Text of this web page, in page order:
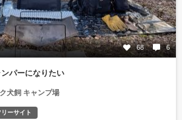
68 6
パーになりたい
犬飼 キャンプ場
リーサイト